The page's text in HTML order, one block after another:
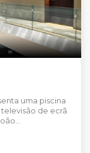
uma piscina
de ecrã